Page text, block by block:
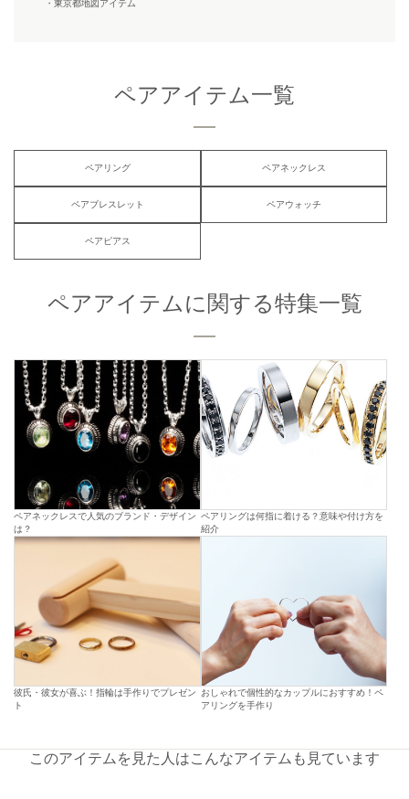
・東京都地図アイテム
ペアアイテム一覧
ペアリング ペアネックレス
ペアブレスレット ペアウォッチ
ペアピアス
ペアアイテムに関する特集一覧
ペアネックレスで人気のブランド・デザイン
は？
ペアリングは何指に着ける？意味や付け方を
紹介
彼氏・彼女が喜ぶ！指輪は手作りでプレゼン
ト
おしゃれで個性的なカップルにおすすめ！ペ
アリングを手作り
このアイテムを見た人はこんなアイテムも見ています